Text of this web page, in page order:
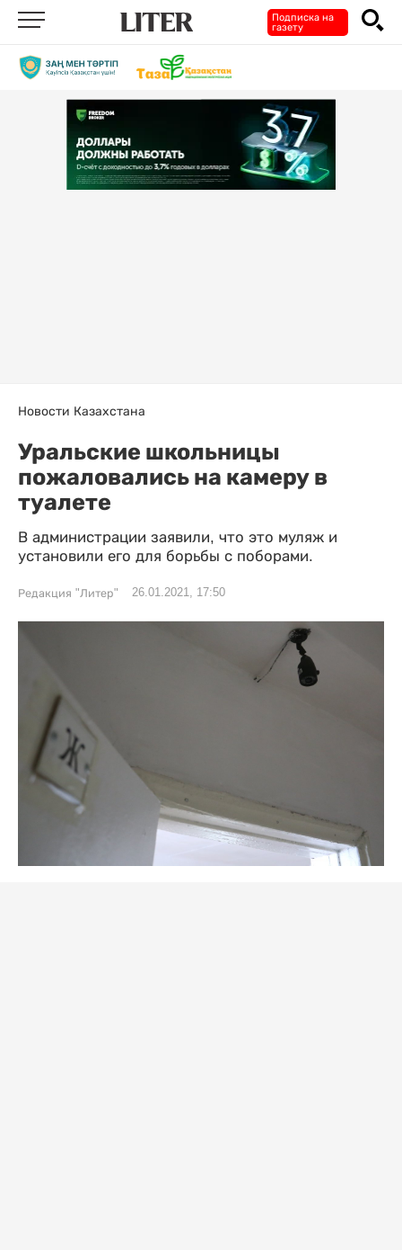
Подписка на
газету
Новости Казахстана
Уральские школьницы
пожаловались на камеру в
туалете
В администрации заявили, что это муляж и
установили его для борьбы с поборами.
Редакция "Литер" 26.01.2021, 17:50